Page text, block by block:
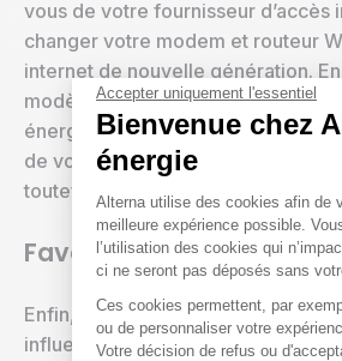
vous de votre fournisseur d’accès
changer votre modem et routeur
internet de nouvelle génération.
modèles de box ont de meilleures
énergétiques. Si ce changement
de votre abonnement internet, cela
toutefois une réduction de votre
Favoriser la connexion
Enfin, votre utilisation de la box
influencer votre consommation
Accepter uniquement l'essentiel
Bienvenue chez
énergie
Plateforme de
Alterna utilise des cookies afin de
meilleure expérience possible.
l’utilisation des cookies qui
ci ne seront pas déposés sans
Ces cookies permettent, par
ou de personnaliser votre
Votre décision de refus ou